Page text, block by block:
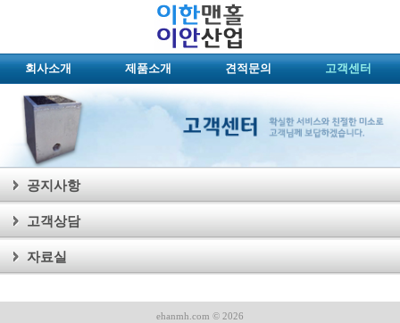
회사소개 제품소개 견적문의 고객센터
공지사항
고객상담
자료실
ehanmh.com © 2026